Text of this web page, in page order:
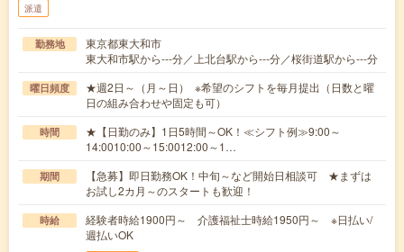
派遣
勤務地
東京都東大和市
東大和市駅から---分／上北台駅から---分／桜街道駅から---分
曜日頻度
★週2日～（月～日） ※希望のシフトを毎月提出（日数と曜
日の組み合わせや固定も可）
時間
★【日勤のみ】1日5時間～OK！≪シフト例≫9:00～
14:0010:00～15:0012:00～1…
期間
【急募】即日勤務OK！中旬～など開始日相談可 ★まずは
お試し2カ月～のスタートも歓迎！
時給
経験者時給1900円～ 介護福祉士時給1950円～ ※日払い/
週払いOK